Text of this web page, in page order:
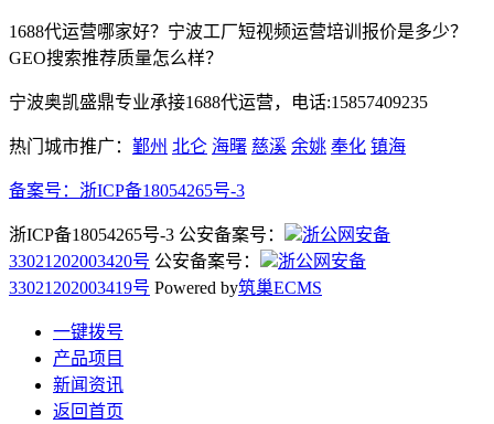
1688代运营哪家好？宁波工厂短视频运营培训报价是多少？
GEO搜索推荐质量怎么样？
宁波奥凯盛鼎专业承接1688代运营，电话:15857409235
热门城市推广： 鄞州 北仑 海曙 慈溪 余姚 奉化 镇海
备案号： 浙ICP备18054265号-3
浙ICP备18054265号-3 公安备案号：
浙公网安备
33021202003420号 公安备案号：
浙公网安备
33021202003419号 Powered by筑巢ECMS
一键拨号
产品项目
新闻资讯
返回首页